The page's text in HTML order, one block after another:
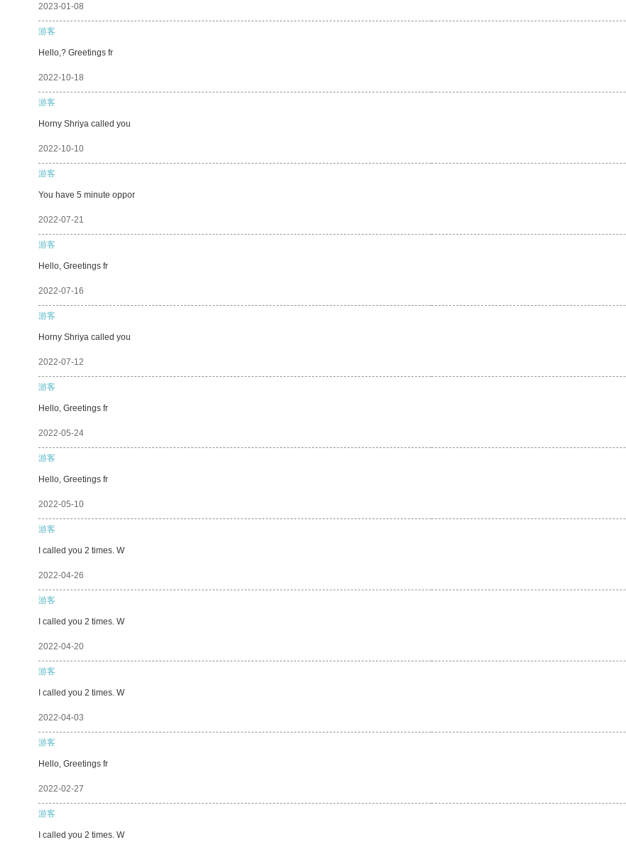
2023-01-08
游客
Hello,? Greetings fr
2022-10-18
游客
Horny Shriya called you
2022-10-10
游客
You have 5 minute oppor
2022-07-21
游客
Hello, Greetings fr
2022-07-16
游客
Horny Shriya called you
2022-07-12
游客
Hello, Greetings fr
2022-05-24
游客
Hello, Greetings fr
2022-05-10
游客
I called you 2 times. W
2022-04-26
游客
I called you 2 times. W
2022-04-20
游客
I called you 2 times. W
2022-04-03
游客
Hello, Greetings fr
2022-02-27
游客
I called you 2 times. W